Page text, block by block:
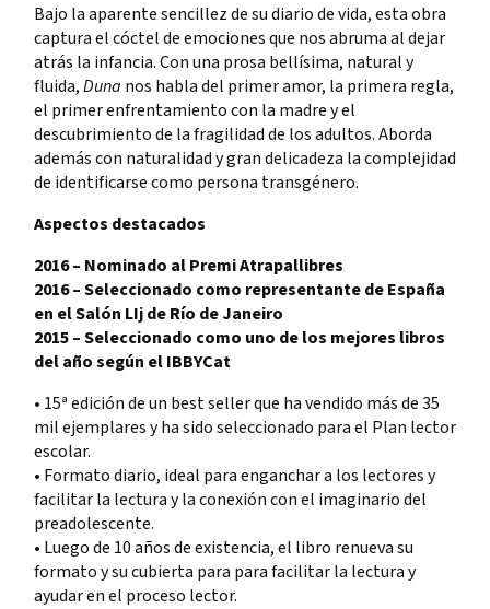
Bajo la aparente sencillez de su diario de vida, esta obra
captura el cóctel de emociones que nos abruma al dejar
atrás la infancia. Con una prosa bellísima, natural y
fluida,Duna nos habla del primer amor, la primera regla,
el primer enfrentamiento con la madre y el
descubrimiento de la fragilidad de los adultos. Aborda
además con naturalidad y gran delicadeza la complejidad
de identificarse como persona transgénero.
Aspectos destacados
2016 – Nominado al Premi Atrapallibres
2016 – Seleccionado como representante de España
en el Salón LIj de Río de Janeiro
2015 – Seleccionado como uno de los mejores libros
del año según el IBBYCat
• 15ª edición de un best seller que ha vendido más de 35
mil ejemplares y ha sido seleccionado para el Plan lector
escolar.
• Formato diario, ideal para enganchar a los lectores y
facilitar la lectura y la conexión con el imaginario del
preadolescente.
• Luego de 10 años de existencia, el libro renueva su
formato y su cubierta para para facilitar la lectura y
ayudar en el proceso lector.